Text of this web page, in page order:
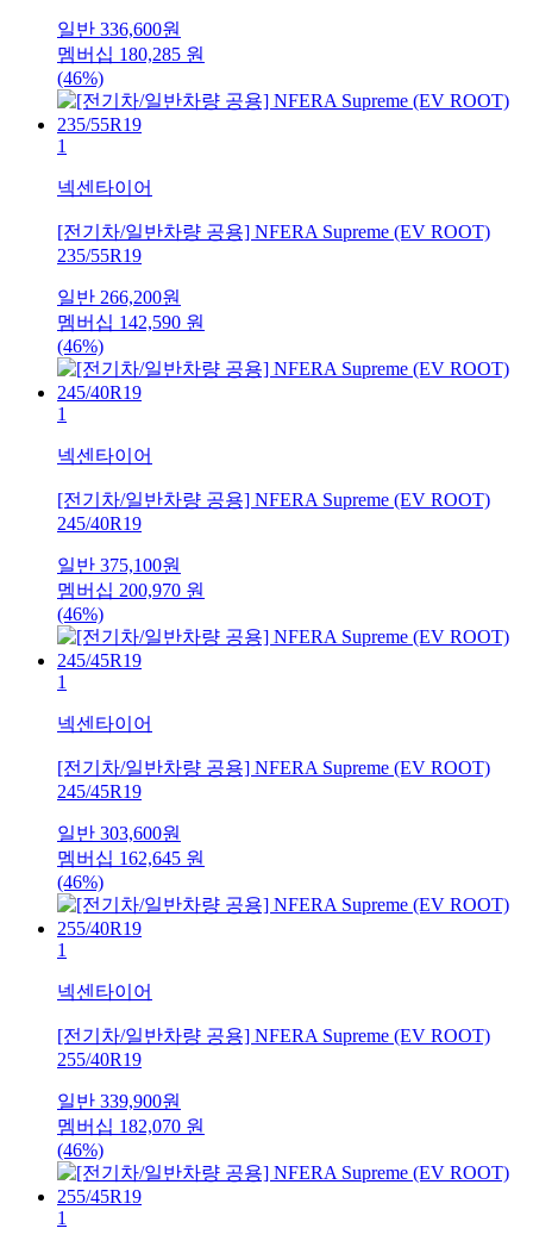
일반 336,600원
멤버십 180,285 원
(46%)
1
넥센타이어
[전기차/일반차량 공용] NFERA Supreme (EV ROOT)
235/55R19
일반 266,200원
멤버십 142,590 원
(46%)
1
넥센타이어
[전기차/일반차량 공용] NFERA Supreme (EV ROOT)
245/40R19
일반 375,100원
멤버십 200,970 원
(46%)
1
넥센타이어
[전기차/일반차량 공용] NFERA Supreme (EV ROOT)
245/45R19
일반 303,600원
멤버십 162,645 원
(46%)
1
넥센타이어
[전기차/일반차량 공용] NFERA Supreme (EV ROOT)
255/40R19
일반 339,900원
멤버십 182,070 원
(46%)
1